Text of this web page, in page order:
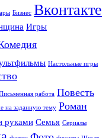
Бизнес Вконтакте
Игры
Настольные игры
работа Повесть
на заданную тему Роман
руками Семья Сериалы